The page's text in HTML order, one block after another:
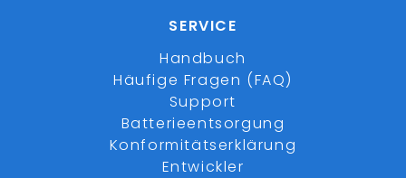
SERVICE
Handbuch
Häufige Fragen (FAQ)
Support
Batterieentsorgung
Konformitätserklärung
Entwickler